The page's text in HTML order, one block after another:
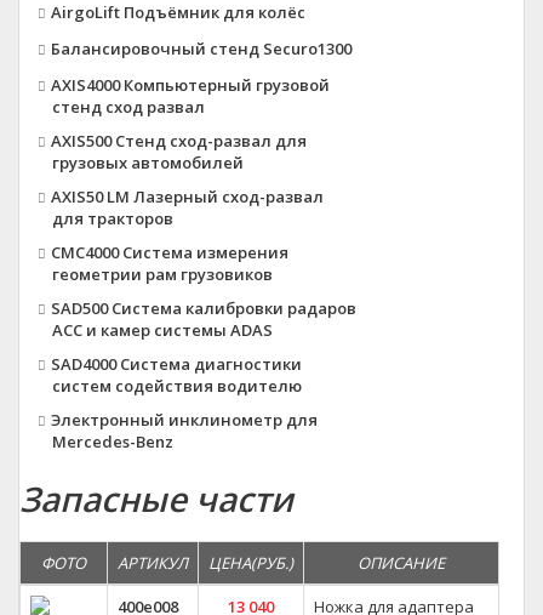
AirgoLift Подъёмник для колёс
Балансировочный стенд Securo1300
AXIS4000 Компьютерный грузовой
стенд сход развал
AXIS500 Стенд сход-развал для
грузовых автомобилей
AXIS50 LM Лазерный сход-развал
для тракторов
CMC4000 Система измерения
геометрии рам грузовиков
SAD500 Система калибровки радаров
ACC и камер системы ADAS
SAD4000 Система диагностики
систем содействия водителю
Электронный инклинометр для
Mercedes-Benz
Запасные части
ФОТО АРТИКУЛ ЦЕНА(РУБ.)
ОПИСАНИЕ
400e008
13 040
Ножка для адаптера